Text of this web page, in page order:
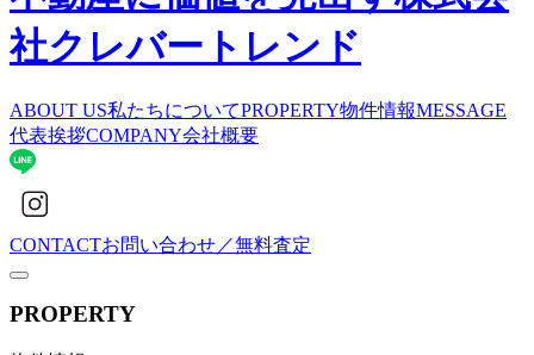
社クレバートレンド
ABOUT US私たちについてPROPERTY物件情報MESSAGE
代表挨拶COMPANY会社概要
CONTACTお問い合わせ／無料査定
PROPERTY